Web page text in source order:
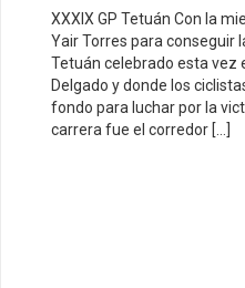
XXXIX GP Tetuán Con la
Yair Torres para conseguir
Tetuán celebrado esta vez
Delgado y donde los
fondo para luchar por la
carrera fue el corredor […]